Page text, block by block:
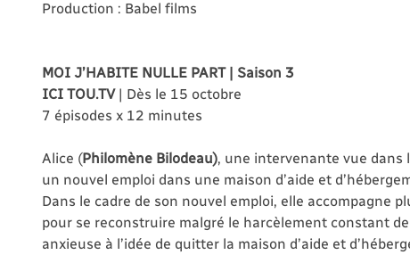
Production : Babel films
MOI J’HABITE NULLE PART | Saison 3
ICI TOU.TV| Dès le 15 octobre
7 épisodes x 12 minutes
Alice (Philomène Bilodeau), une intervenante vue dans
un nouvel emploi dans une maison d’aide et
Dans le cadre de son nouvel emploi, elle accompagne
pour se reconstruire malgré le harcèlement constant
anxieuse à l’idée de quitter la maison d’aide et